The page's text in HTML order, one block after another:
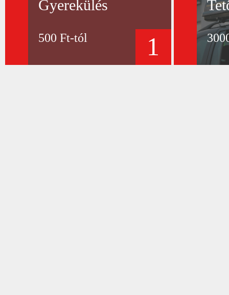
Gyerekülés
500 Ft-tól 1